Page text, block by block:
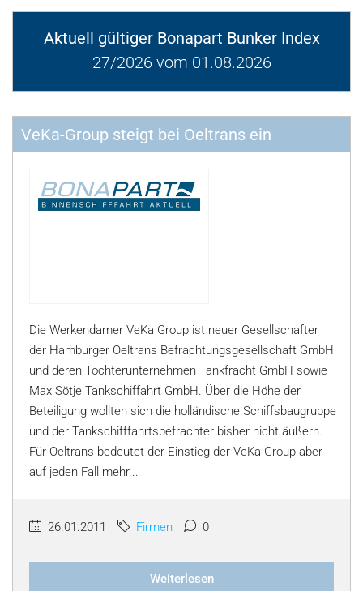
Aktuell gültiger Bonapart Bunker Index
27/2026 vom 01.08.2026
VeKa-Group steigt bei Oeltrans ein
Die Werkendamer VeKa Group ist neuer Gesellschafter
der Hamburger Oeltrans Befrachtungsgesellschaft GmbH
und deren Tochterunternehmen Tankfracht GmbH sowie
Max Sötje Tankschiffahrt GmbH. Über die Höhe der
Beteiligung wollten sich die holländische Schiffsbaugruppe
und der Tankschifffahrtsbefrachter bisher nicht äußern.
Für Oeltrans bedeutet der Einstieg der VeKa-Group aber
auf jeden Fall mehr...
26.01.2011 Firmen 0
Weiterlesen